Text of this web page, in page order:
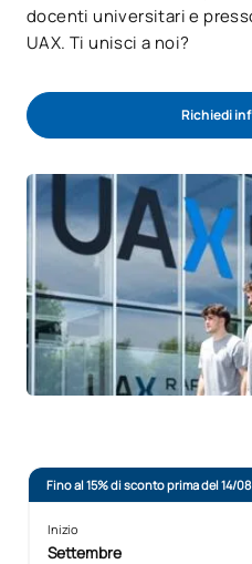
docenti universitari e
UAX. Ti unisci a noi?
Richiedi
Fino al 15% di sconto prima del 14/08
Inizio
Settembre